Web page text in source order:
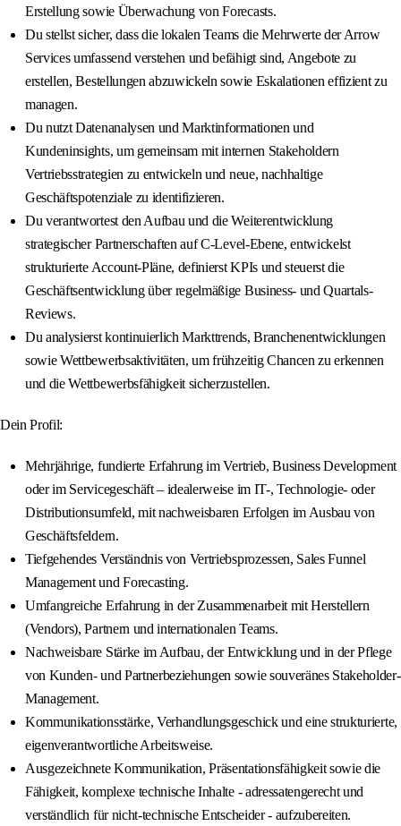
Erstellung sowie Überwachung von Forecasts.
Du stellst sicher, dass die lokalen Teams die Mehrwerte der Arrow
Services umfassend verstehen und befähigt sind, Angebote zu
erstellen, Bestellungen abzuwickeln sowie Eskalationen effizient zu
managen.
Du nutzt Datenanalysen und Marktinformationen und
Kundeninsights, um gemeinsam mit internen Stakeholdern
Vertriebsstrategien zu entwickeln und neue, nachhaltige
Geschäftspotenziale zu identifizieren.
Du verantwortest den Aufbau und die Weiterentwicklung
strategischer Partnerschaften auf C-Level-Ebene, entwickelst
strukturierte Account-Pläne, definierst KPIs und steuerst die
Geschäftsentwicklung über regelmäßige Business- und Quartals-
Reviews.
Du analysierst kontinuierlich Markttrends, Branchenentwicklungen
sowie Wettbewerbsaktivitäten, um frühzeitig Chancen zu erkennen
und die Wettbewerbsfähigkeit sicherzustellen.
Dein Profil:
Mehrjährige, fundierte Erfahrung im Vertrieb, Business Development
oder im Servicegeschäft – idealerweise im IT-, Technologie- oder
Distributionsumfeld, mit nachweisbaren Erfolgen im Ausbau von
Geschäftsfeldern.
Tiefgehendes Verständnis von Vertriebsprozessen, Sales Funnel
Management und Forecasting.
Umfangreiche Erfahrung in der Zusammenarbeit mit Herstellern
(Vendors), Partnern und internationalen Teams.
Nachweisbare Stärke im Aufbau, der Entwicklung und in der Pflege
von Kunden- und Partnerbeziehungen sowie souveränes Stakeholder-
Management.
Kommunikationsstärke, Verhandlungsgeschick und eine strukturierte,
eigenverantwortliche Arbeitsweise.
Ausgezeichnete Kommunikation, Präsentationsfähigkeit sowie die
Fähigkeit, komplexe technische Inhalte - adressatengerecht und
verständlich für nicht-technische Entscheider - aufzubereiten.